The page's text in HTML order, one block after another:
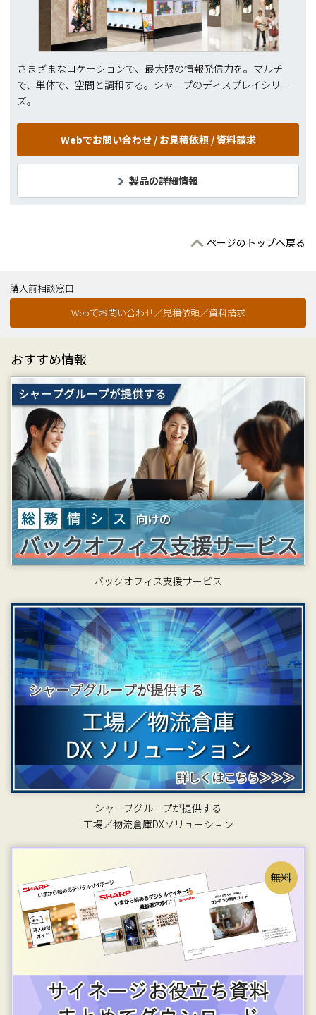
さまざまなロケーションで、最大限の情報発信力を。マルチ
で、単体で、空間と調和する。シャープのディスプレイシリー
ズ。
Webでお問い合わせ / お見積依頼 / 資料請求
製品の詳細情報
ページのトップへ戻る
購入前相談窓口
Webでお問い合わせ／見積依頼／資料請求
おすすめ情報
バックオフィス支援サービス
シャープグループが提供する
工場／物流倉庫DXソリューション